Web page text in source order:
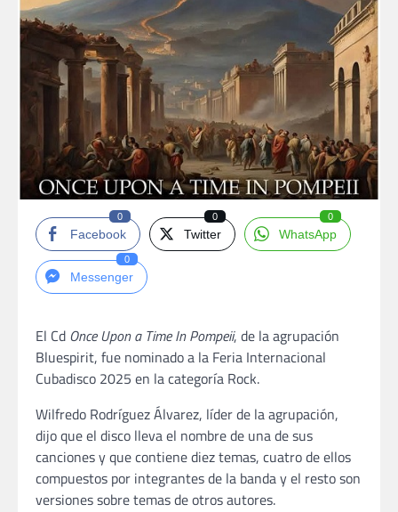
Facebook
0
Twitter
0
WhatsApp
0
Messenger
0
El Cd Once Upon a Time In Pompeii, de la agrupación
Bluespirit, fue nominado a la Feria Internacional
Cubadisco 2025 en la categoría Rock.
Wilfredo Rodríguez Álvarez, líder de la agrupación,
dijo que el disco lleva el nombre de una de sus
canciones y que contiene diez temas, cuatro de ellos
compuestos por integrantes de la banda y el resto son
versiones sobre temas de otros autores.